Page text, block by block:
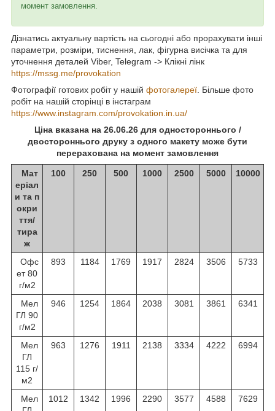
момент замовлення.
Дізнатись актуальну вартість на сьогодні або прорахувати інші
параметри, розміри, тиснення, лак, фігурна висічка та для
уточнення деталей Viber, Telegram -> Клікні лінк
https://mssg.me/provokation
Фотографії готових робіт у нашій фотогалереї. Більше фото
робіт на нашій сторінці в інстаграм
https://www.instagram.com/provokation.in.ua/
Ціна вказана на 26.06.26 для одностороннього /
двостороннього друку з одного макету може бути
перерахована на момент замовлення
Мат
еріал
и та п
окри
ття/
тира
ж
100 250 500 1000 2500 5000 10000
Офс
ет 80
г/м2
893 1184 1769 1917 2824 3506 5733
Мел
ГЛ 90
г/м2
946 1254 1864 2038 3081 3861 6341
Мел
ГЛ
115 г/
м2
963 1276 1911 2138 3334 4222 6994
Мел
1012 1342 1996 2290 3577 4588 7629